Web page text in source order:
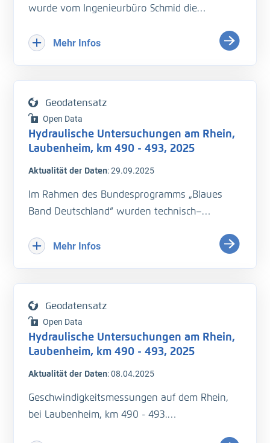
- Durchflussmessung (Q)
QS ist erfolgt
wurde vom Ingenieurbüro Schmid die
Parallelwerk Walsum-Stapp inklusive der
Erste Messkampagne bei Mittelwasser (MW) −
1 m, 24.03.2022
- Wasserspiegelfixierung (H_WSP)
- Durchflussmessung (Q)
- Fließgeschwindigkeit (v_Str)
Mehr Infos
Geodatensatz
Open Data
Hydraulische Untersuchungen am Rhein,
Laubenheim, km 490 - 493, 2025
Aktualität der Daten:29.09.2025
Im Rahmen des Bundesprogramms „Blaues
Band Deutschland“ wurden technisch–
naturnahen Gleitufers im Rhein bei
Untersuchungen nach den Maßnahmen bei
jeweils 4 unterschiedlichen Abflussereignissen
durchzuführen. Je Abflussereignis sollten die
aufgenommen und eine
Wasserspiegelfixierung durchgeführt werden.
Dieser Bericht behandelt die 2. Messkampagne
Mehr Infos
Geodatensatz
Open Data
Hydraulische Untersuchungen am Rhein,
Laubenheim, km 490 - 493, 2025
Aktualität der Daten:08.04.2025
Geschwindigkeitsmessungen auf dem Rhein,
bei Laubenheim, km 490 - 493.